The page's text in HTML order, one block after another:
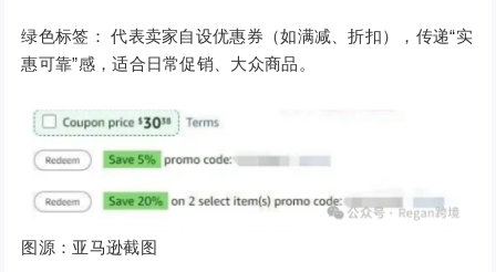
绿色标签： 代表卖家自设优惠券（如满减、折扣），传递“实
惠可靠”感，适合日常促销、大众商品。
图源：亚马逊截图